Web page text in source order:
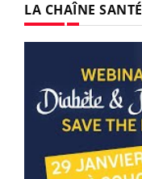
LA CHAÎNE SANTÉ